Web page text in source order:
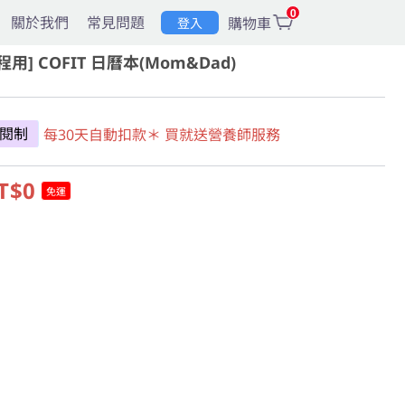
關於我們 常見問題 登入 購物車
0
用] COFIT 日曆本(Mom&Dad)
制 每30天自動扣款＊ 買就送營養師服務
免運